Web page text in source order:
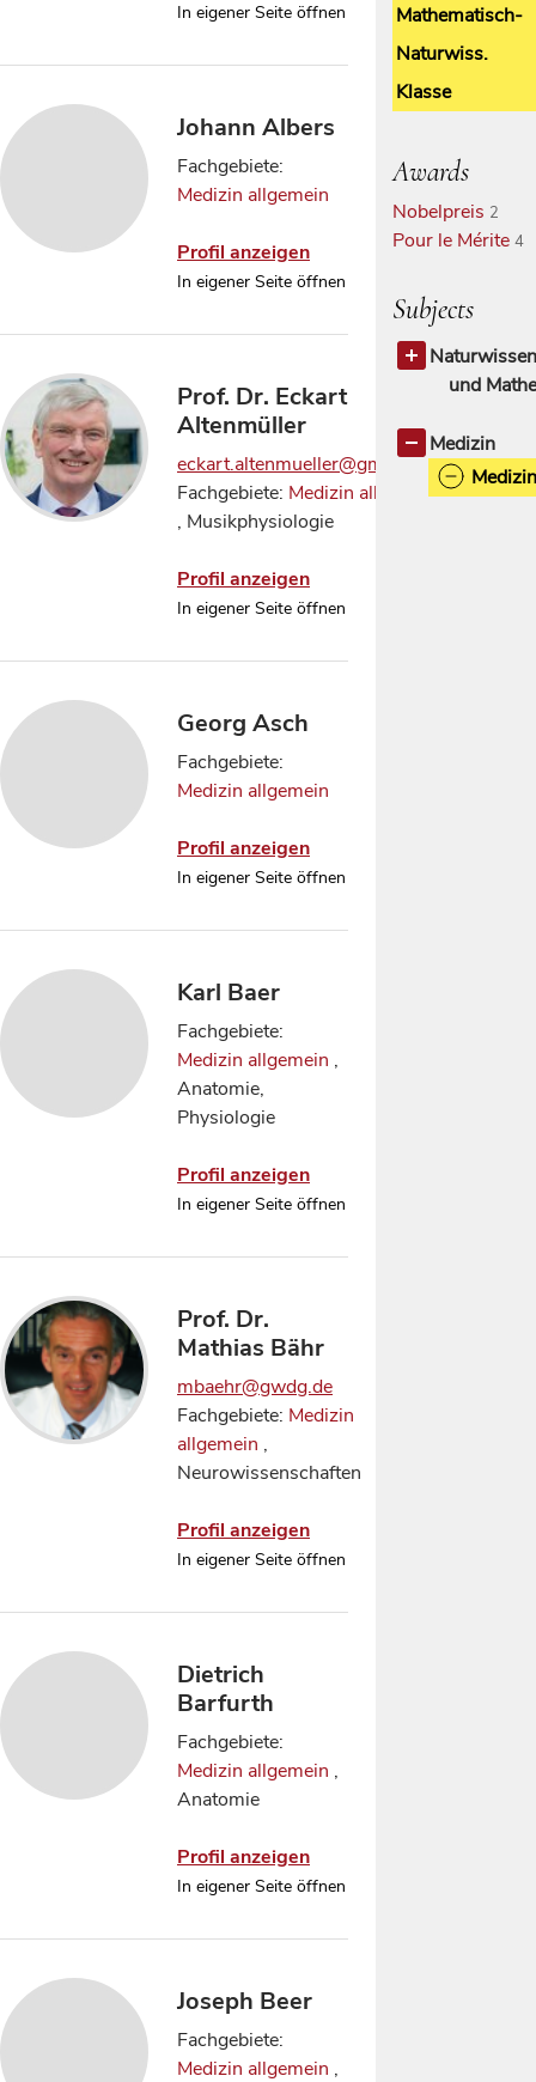
In eigener Seite öffnen
Johann Albers
Fachgebiete:
Medizin allgemein
Profil anzeigen
In eigener Seite öffnen
Prof. Dr. Eckart
Altenmüller
eckart.altenmueller@gmail.com
Fachgebiete: Medizin allgemein
, Musikphysiologie
Profil anzeigen
In eigener Seite öffnen
Georg Asch
Fachgebiete:
Medizin allgemein
Profil anzeigen
In eigener Seite öffnen
Karl Baer
Fachgebiete:
Medizin allgemein ,
Anatomie,
Physiologie
Profil anzeigen
In eigener Seite öffnen
Prof. Dr.
Mathias Bähr
mbaehr@gwdg.de
Fachgebiete: Medizin
allgemein ,
Neurowissenschaften
Profil anzeigen
In eigener Seite öffnen
Dietrich
Barfurth
Fachgebiete:
Medizin allgemein ,
Anatomie
Profil anzeigen
In eigener Seite öffnen
Joseph Beer
Fachgebiete:
Medizin allgemein ,
Mathematisch-
Naturwiss.
Klasse
Awards
Nobelpreis 2
Pour le Mérite 4
Subjects
und
allgemein
Biologie1
Medizin